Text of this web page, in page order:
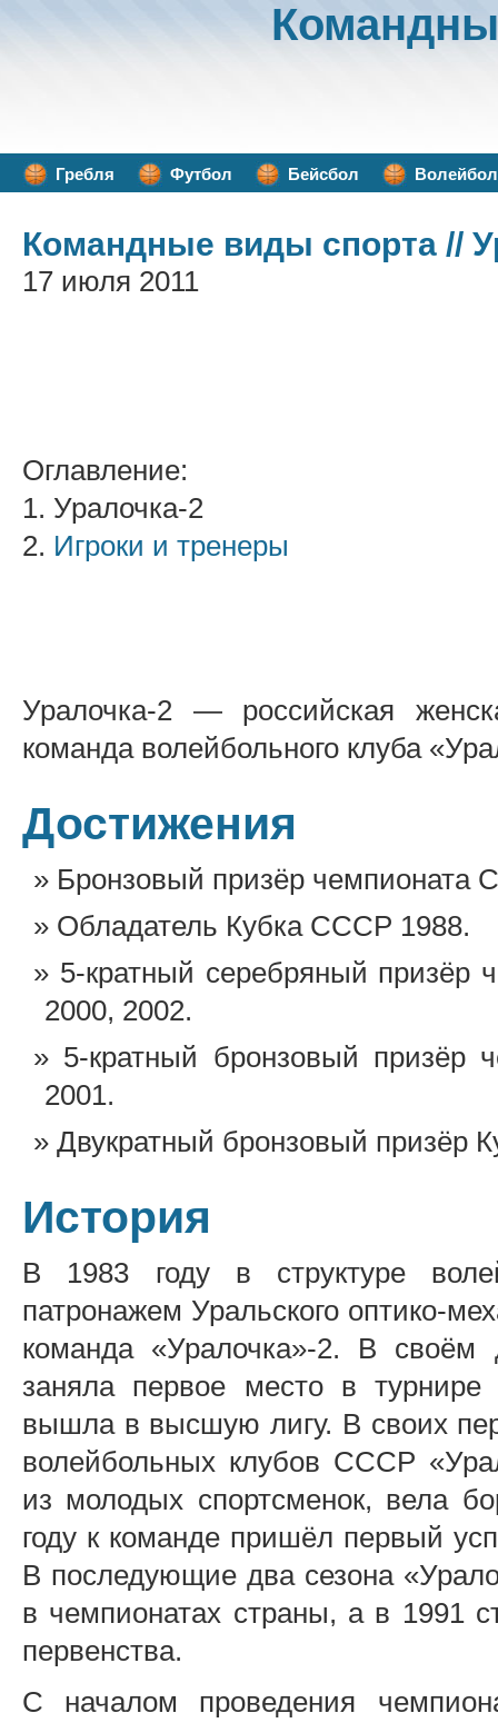
Гребля Футбол Бейсбол Волейбол
Командные виды спорта //
17 июля 2011
Оглавление:
1. Уралочка-2
2. Игроки и тренеры
Уралочка-2 — российская
команда волейбольного клуба
Достижения
Бронзовый призёр чемпионата
Обладатель Кубка СССР 1988.
5-кратный серебряный
2000, 2002.
5-кратный бронзовый
2001.
Двукратный бронзовый призёр
История
В 1983 году в структуре
патронажем Уральского оптико-
команда «Уралочка»-2. В своём
заняла первое место в
вышла в высшую лигу. В своих
волейбольных клубов СССР
из молодых спортсменок, вела
году к команде пришёл первый
В последующие два сезона
в чемпионатах страны, а в 1991
первенства.
С началом проведения